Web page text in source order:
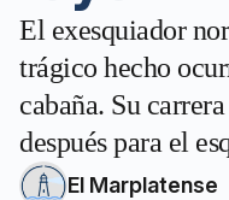
El exesquiador
trágico hecho
cabaña. Su
después para el
El Marplatense